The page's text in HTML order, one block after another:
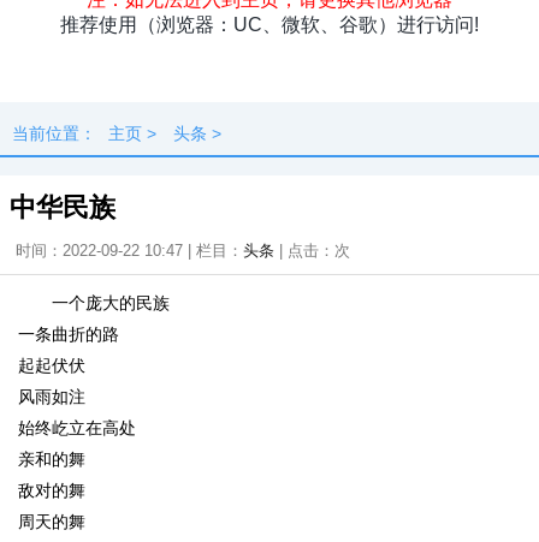
最新
快料 独闻 本地
当前位置： 主页 > 头条 >
中华民族
时间：2022-09-22 10:47 | 栏目： 头条 | 点击： 次
一个庞大的民族
一条曲折的路
起起伏伏
风雨如注
始终屹立在高处
亲和的舞
敌对的舞
周天的舞